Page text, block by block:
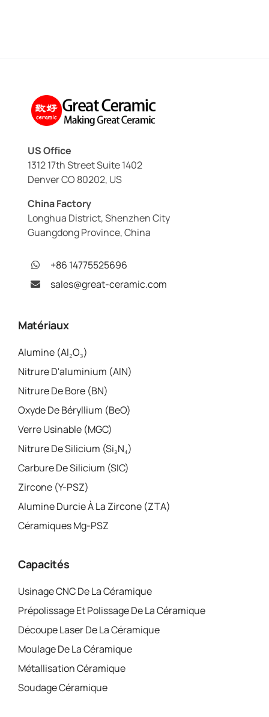
US Office
1312 17th Street Suite 1402
Denver CO 80202, US
China Factory
Longhua District, Shenzhen City
Guangdong Province, China
+86 14775525696
sales@great-ceramic.com
Matériaux
Alumine (Al₂O₃)
Nitrure D'aluminium (AlN)
Nitrure De Bore (BN)
Oxyde De Béryllium (BeO)
Verre Usinable (MGC)
Nitrure De Silicium (Si₃N₄)
Carbure De Silicium (SIC)
Zircone (Y-PSZ)
Alumine Durcie À La Zircone (ZTA)
Céramiques Mg-PSZ
Capacités
Usinage CNC De La Céramique
Prépolissage Et Polissage De La Céramique
Découpe Laser De La Céramique
Moulage De La Céramique
Métallisation Céramique
Soudage Céramique